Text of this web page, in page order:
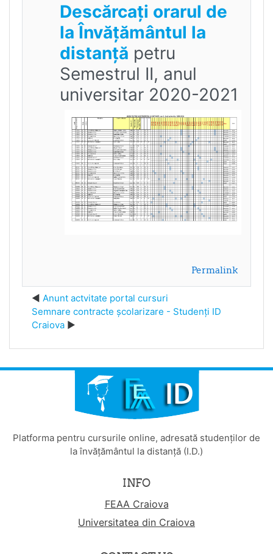
Descărcați orarul de
la Învățământul la
distanță petru
Semestrul II, anul
universitar 2020-2021
Permalink
Anunt actvitate portal cursuri
Semnare contracte școlarizare - Studenți ID
Craiova
Platforma pentru cursurile online, adresată studenților de
la învățământul la distanță (I.D.)
INFO
FEAA Craiova
Universitatea din Craiova